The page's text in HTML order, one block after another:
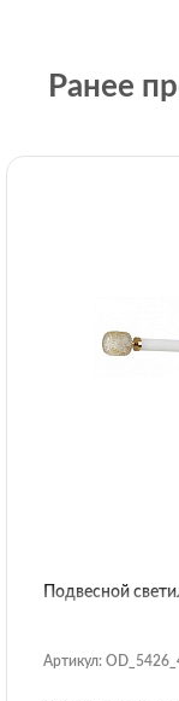
Ранее
Подвесной
Артикул: